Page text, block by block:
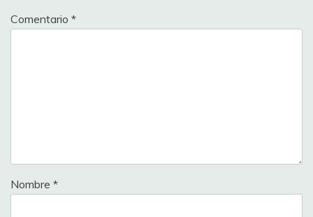
Comentario *
Nombre *